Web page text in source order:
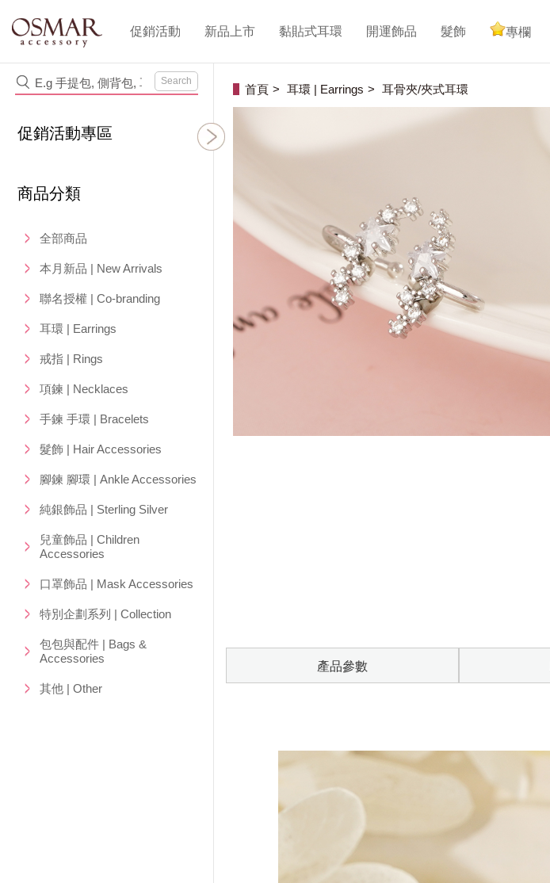
促銷活動 新品上市 黏貼式耳環 開運飾品 髮飾 專欄
Search
促銷活動專區
商品分類
全部商品
本月新品 | New Arrivals
聯名授權 | Co-branding
耳環 | Earrings
戒指 | Rings
項鍊 | Necklaces
手鍊 手環 | Bracelets
髮飾 | Hair Accessories
腳鍊 腳環 | Ankle Accessories
純銀飾品 | Sterling Silver
兒童飾品 | Children
Accessories
口罩飾品 | Mask Accessories
特別企劃系列 | Collection
包包與配件 | Bags &
Accessories
其他 | Other
首頁 耳環 | Earrings 耳骨夾/夾式耳環
產品參數